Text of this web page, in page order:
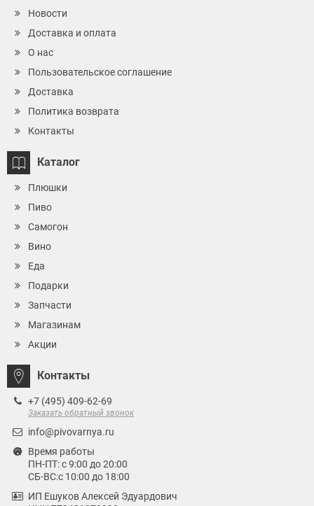
Новости
Доставка и оплата
О нас
Пользовательское соглашение
Доставка
Политика возврата
Контакты
Каталог
Плюшки
Пиво
Самогон
Вино
Еда
Подарки
Запчасти
Магазинам
Акции
Контакты
+7 (495) 409-62-69
Заказать обратный звонок
info@pivovarnya.ru
Время работы
ПН-ПТ: с 9:00 до 20:00
СБ-ВС:с 10:00 до 18:00
ИП Ешуков Алексей Эдуардович